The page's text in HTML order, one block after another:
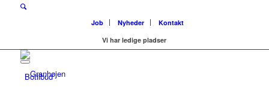
Job Nyheder
Kontakt
Vi har ledige pladser
Botilbud